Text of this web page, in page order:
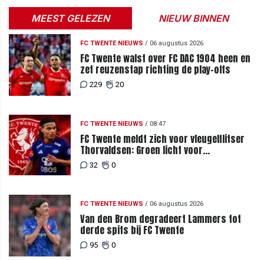
MEEST GELEZEN NIEUW BINNEN
FC TWENTE NIEUWS / 06 augustus 2026
FC Twente walst over FC DAC 1904 heen en
zet reuzenstap richting de play-offs
229 20
FC TWENTE NIEUWS / 08:47
FC Twente meldt zich voor vleugelflitser
Thorvaldsen: Groen licht voor
miljoenenbod
32 0
FC TWENTE NIEUWS / 06 augustus 2026
Van den Brom degradeert Lammers tot
derde spits bij FC Twente
95 0